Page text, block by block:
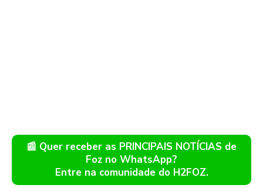
📰 Quer receber as PRINCIPAIS NOTÍCIAS de
Foz no WhatsApp?
Entre na comunidade do H2FOZ.